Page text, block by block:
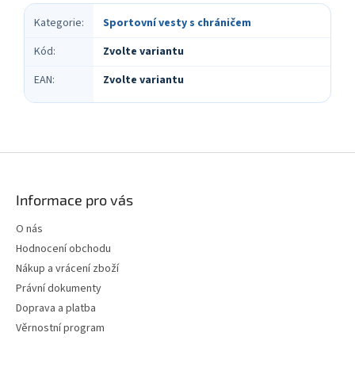
Kategorie:
Sportovní vesty s chráničem
Kód:
Zvolte variantu
EAN: Zvolte variantu
Informace pro vás
O nás
Hodnocení obchodu
Nákup a vrácení zboží
Právní dokumenty
Doprava a platba
Věrnostní program